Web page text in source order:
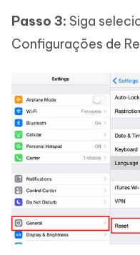
Passo 3: Siga
Configurações de